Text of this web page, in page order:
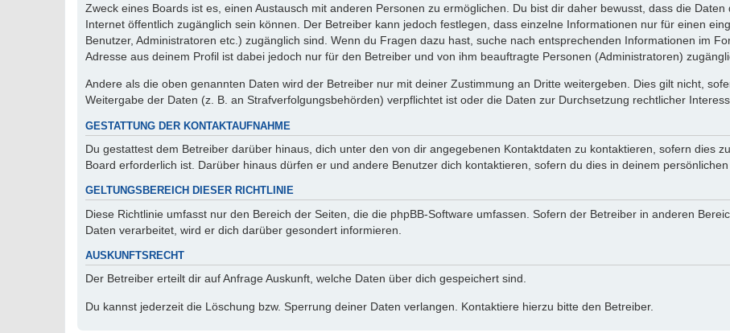
Zweck eines Boards ist es, einen Austausch mit anderen Personen zu ermöglichen. Du bist dir daher bewusst, dass die
Internet öffentlich zugänglich sein können. Der Betreiber kann jedoch festlegen, dass einzelne Informationen nur für einen
Benutzer, Administratoren etc.) zugänglich sind. Wenn du Fragen dazu hast, suche nach entsprechenden Informationen im
Adresse aus deinem Profil ist dabei jedoch nur für den Betreiber und von ihm beauftragte Personen (Administratoren)
Andere als die oben genannten Daten wird der Betreiber nur mit deiner Zustimmung an Dritte weitergeben. Dies gilt nicht,
Weitergabe der Daten (z. B. an Strafverfolgungsbehörden) verpflichtet ist oder die Daten zur Durchsetzung rechtlicher
GESTATTUNG DER KONTAKTAUFNAHME
Du gestattest dem Betreiber darüber hinaus, dich unter den von dir angegebenen Kontaktdaten zu kontaktieren, sofern dies
Board erforderlich ist. Darüber hinaus dürfen er und andere Benutzer dich kontaktieren, sofern du dies in deinem
GELTUNGSBEREICH DIESER RICHTLINIE
Diese Richtlinie umfasst nur den Bereich der Seiten, die die phpBB-Software umfassen. Sofern der Betreiber in anderen
Daten verarbeitet, wird er dich darüber gesondert informieren.
AUSKUNFTSRECHT
Der Betreiber erteilt dir auf Anfrage Auskunft, welche Daten über dich gespeichert sind.
Du kannst jederzeit die Löschung bzw. Sperrung deiner Daten verlangen. Kontaktiere hierzu bitte den Betreiber.